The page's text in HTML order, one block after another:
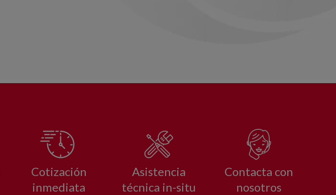
Cotización
inmediata
Asistencia
técnica in-situ
Contacta con
nosotros